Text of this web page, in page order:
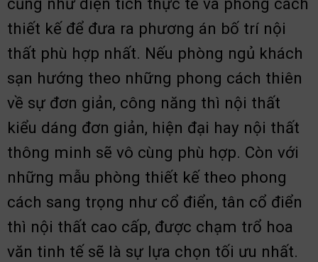
cũng như diện tích thực tế và phong cách
thiết kế để đưa ra phương án bố trí nội
thất phù hợp nhất. Nếu phòng ngủ khách
sạn hướng theo những phong cách thiên
về sự đơn giản, công năng thì nội thất
kiểu dáng đơn giản, hiện đại hay nội thất
thông minh sẽ vô cùng phù hợp. Còn với
những mẫu phòng thiết kế theo phong
cách sang trọng như cổ điển, tân cổ điển
thì nội thất cao cấp, được chạm trổ hoa
văn tinh tế sẽ là sự lựa chọn tối ưu nhất.